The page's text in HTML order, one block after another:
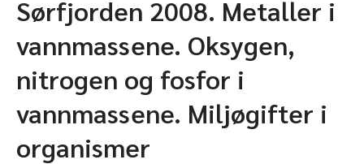
Sørfjorden 2008. Metaller i
vannmassene. Oksygen,
nitrogen og fosfor i
vannmassene. Miljøgifter i
organismer